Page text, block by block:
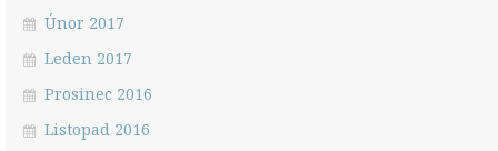
Únor 2017
Leden 2017
Prosinec 2016
Listopad 2016